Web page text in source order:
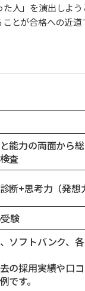
人」を演出しよ
とが合格への近道
能力の両面から
査
断+思考力（発想
験
ソフトバンク、
の採用実績や口
です。